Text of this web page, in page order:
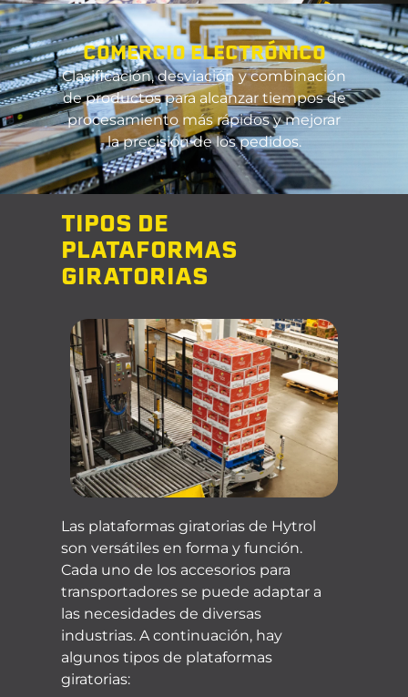
COMERCIO ELECTRÓNICO
Clasificación, desviación y combinación
de productos para alcanzar tiempos de
procesamiento más rápidos y mejorar
la precisión de los pedidos.
TIPOS DE
PLATAFORMAS
GIRATORIAS
Las plataformas giratorias de Hytrol
son versátiles en forma y función.
Cada uno de los accesorios para
transportadores se puede adaptar a
las necesidades de diversas
industrias. A continuación, hay
algunos tipos de plataformas
giratorias: